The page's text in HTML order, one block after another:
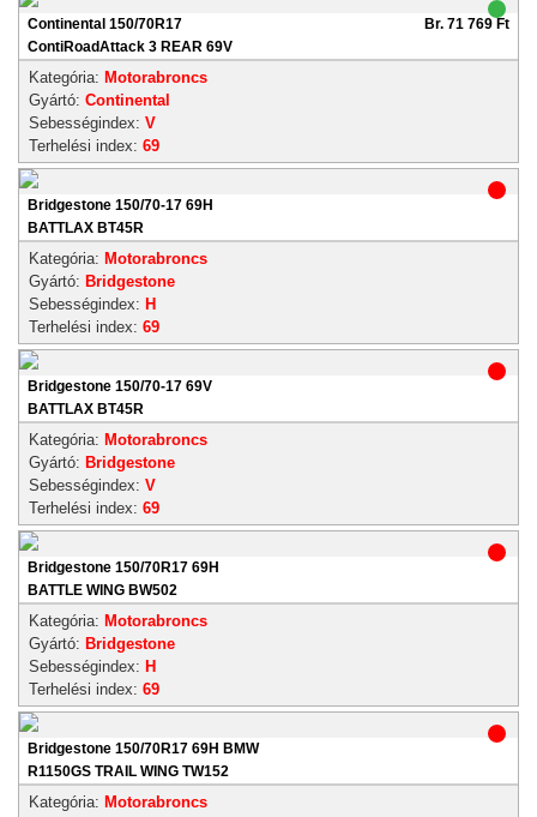
Continental 150/70R17
ContiRoadAttack 3 REAR 69V
Br. 71 769 Ft
Kategória: Motorabroncs
Gyártó: Continental
Sebességindex: V
Terhelési index: 69
Bridgestone 150/70-17 69H
BATTLAX BT45R
Kategória: Motorabroncs
Gyártó: Bridgestone
Sebességindex: H
Terhelési index: 69
Bridgestone 150/70-17 69V
BATTLAX BT45R
Kategória: Motorabroncs
Gyártó: Bridgestone
Sebességindex: V
Terhelési index: 69
Bridgestone 150/70R17 69H
BATTLE WING BW502
Kategória: Motorabroncs
Gyártó: Bridgestone
Sebességindex: H
Terhelési index: 69
Bridgestone 150/70R17 69H BMW
R1150GS TRAIL WING TW152
Kategória: Motorabroncs